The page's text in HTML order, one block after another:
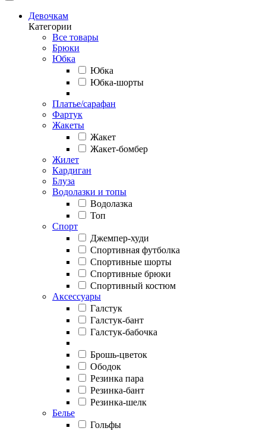
Девочкам
Категории
Все товары
Брюки
Юбка
Юбка
Юбка-шорты
Платье/сарафан
Фартук
Жакеты
Жакет
Жакет-бомбер
Жилет
Кардиган
Блуза
Водолазки и топы
Водолазка
Топ
Спорт
Джемпер-худи
Спортивная футболка
Спортивные шорты
Спортивные брюки
Спортивный костюм
Аксессуары
Галстук
Галстук-бант
Галстук-бабочка
Брошь-цветок
Ободок
Резинка пара
Резинка-бант
Резинка-шелк
Белье
Гольфы